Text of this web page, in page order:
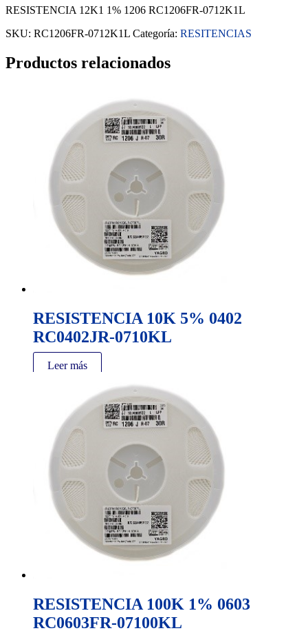
RESISTENCIA 12K1 1% 1206 RC1206FR-0712K1L
SKU: RC1206FR-0712K1L Categoría: RESITENCIAS
Productos relacionados
RESISTENCIA 10K 5% 0402
RC0402JR-0710KL
Leer más
RESISTENCIA 100K 1% 0603
RC0603FR-07100KL